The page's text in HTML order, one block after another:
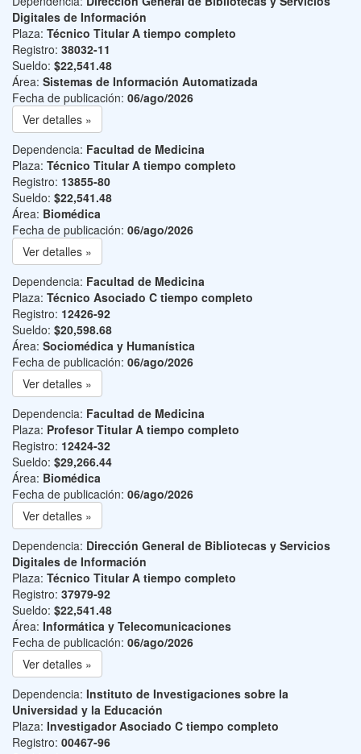
Digitales de Información
Plaza: Técnico Titular A tiempo completo
Registro: 38032-11
Sueldo: $22,541.48
Área: Sistemas de Información Automatizada
Fecha de publicación: 06/ago/2026
Ver detalles »
Dependencia: Facultad de Medicina
Plaza: Técnico Titular A tiempo completo
Registro: 13855-80
Sueldo: $22,541.48
Área: Biomédica
Fecha de publicación: 06/ago/2026
Ver detalles »
Dependencia: Facultad de Medicina
Plaza: Técnico Asociado C tiempo completo
Registro: 12426-92
Sueldo: $20,598.68
Área: Sociomédica y Humanística
Fecha de publicación: 06/ago/2026
Ver detalles »
Dependencia: Facultad de Medicina
Plaza: Profesor Titular A tiempo completo
Registro: 12424-32
Sueldo: $29,266.44
Área: Biomédica
Fecha de publicación: 06/ago/2026
Ver detalles »
Dependencia: Dirección General de Bibliotecas y Servicios
Digitales de Información
Plaza: Técnico Titular A tiempo completo
Registro: 37979-92
Sueldo: $22,541.48
Área: Informática y Telecomunicaciones
Fecha de publicación: 06/ago/2026
Ver detalles »
Dependencia: Instituto de Investigaciones sobre la
Universidad y la Educación
Plaza: Investigador Asociado C tiempo completo
Registro: 00467-96